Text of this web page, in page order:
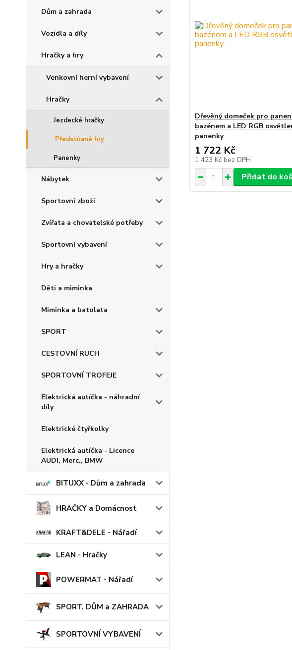
Dům a zahrada
Vozidla a díly
Hračky a hry
Venkovní herní vybavení
Hračky
Jezdecké hračky
Předstírané hry
Panenky
Nábytek
Sportovní zboží
Zvířata a chovatelské potřeby
Sportovní vybavení
Hry a hračky
Děti a miminka
Miminka a batolata
SPORT
CESTOVNÍ RUCH
SPORTOVNÍ TROFEJE
Elektrická autíčka - náhradní
díly
Elektrické čtyřkolky
Elektrická autíčka - Licence
AUDI, Merc., BMW
BITUXX - Dům a zahrada
HRAČKY a Domácnost
KRAFT&DELE - Nářadí
LEAN - Hračky
POWERMAT - Nářadí
SPORT, DŮM a ZAHRADA
SPORTOVNÍ VYBAVENÍ
Dřevěný domeček pro
bazénem a LED RGB
panenky
1 722 Kč
1 423 Kč bez DPH
Přidat do